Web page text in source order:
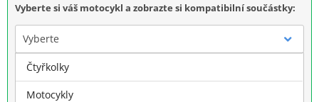
Vyberte si váš motocykl a zobrazte si kompatibilní součástky:
Vyberte
Značka
Čtyřkolky
Motocykly